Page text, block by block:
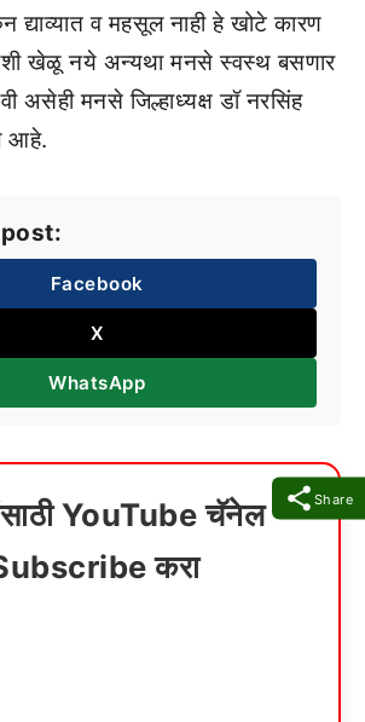
Share
व महसूल नाही हे खोटे कारण
खेळू नये अन्यथा मनसे स्वस्थ बसणार
असेही मनसे जिल्हाध्यक्ष डॉ नरसिंह
आहे.
Facebook
X
WhatsApp
YouTube चॅनेल
करा